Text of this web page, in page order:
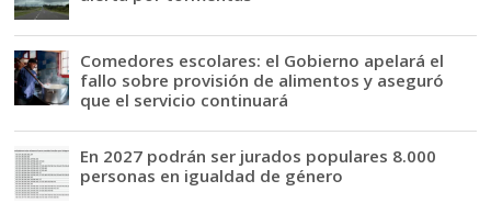
Comedores escolares: el Gobierno apelará el
fallo sobre provisión de alimentos y aseguró
que el servicio continuará
En 2027 podrán ser jurados populares 8.000
personas en igualdad de género